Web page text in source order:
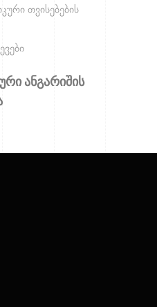
თვისებების
ანგარიშის